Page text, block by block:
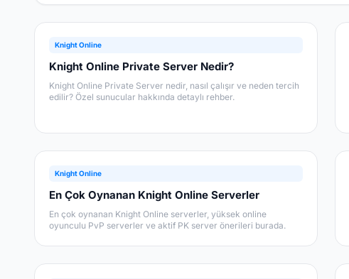
Knight Online
Knight Online Private Server Nedir?
Knight Online Private Server nedir, nasıl çalışır ve neden tercih
edilir? Özel sunucular hakkında detaylı rehber.
Knight Online
En Çok Oynanan Knight Online Serverler
En çok oynanan Knight Online serverler, yüksek online
oyunculu PvP serverler ve aktif PK server önerileri burada.